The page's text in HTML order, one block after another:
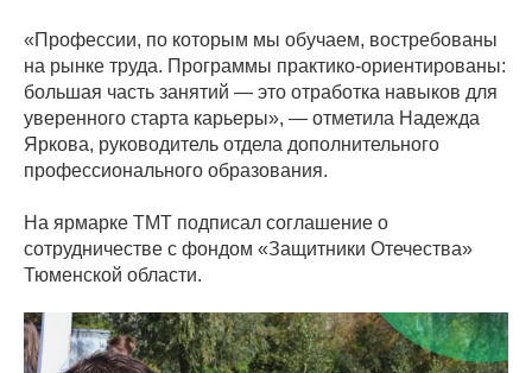
«Профессии, по которым мы обучаем, востребованы
на рынке труда. Программы практико-ориентированы:
большая часть занятий — это отработка навыков для
уверенного старта карьеры», — отметила Надежда
Яркова, руководитель отдела дополнительного
профессионального образования.
На ярмарке ТМТ подписал соглашение о
сотрудничестве с фондом «Защитники Отечества»
Тюменской области.